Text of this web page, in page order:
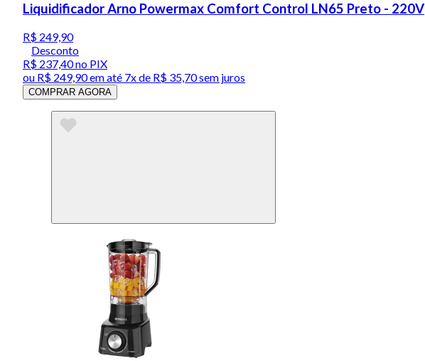
Liquidificador Arno Powermax Comfort Control LN65 Preto - 220V
R$ 249,90
Desconto
R$ 237,40no PIX
ou R$ 249,90em até 7x de R$ 35,70 sem juros
COMPRAR AGORA